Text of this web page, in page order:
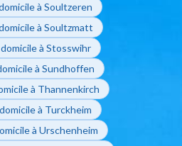
à Soultzeren
à Soultzmatt
à Stosswihr
à Sundhoffen
à Thannenkirch
à Turckheim
à Urschenheim